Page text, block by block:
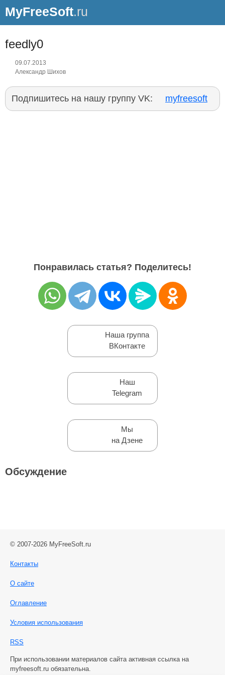
MyFreeSoft.ru
feedly0
09.07.2013
Александр Шихов
Подпишитесь на нашу группу VK: myfreesoft
Понравилась статья? Поделитесь!
Наша группа
ВКонтакте
Наш
Telegram
Мы
на Дзене
Обсуждение
© 2007-2026 MyFreeSoft.ru
Контакты
О сайте
Оглавление
Условия использования
RSS
При использовании материалов сайта активная ссылка на
myfreesoft.ru обязательна.